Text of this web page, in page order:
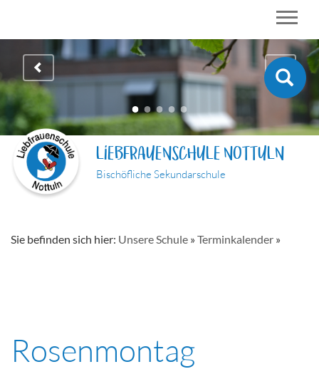
LIEBFRAUENSCHULE NOTTULN
Bischöfliche Sekundarschule
Sie befinden sich hier: Unsere Schule »Terminkalender »
Rosenmontag